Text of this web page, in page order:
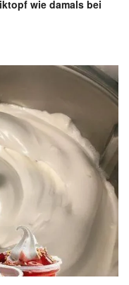
wie damals bei